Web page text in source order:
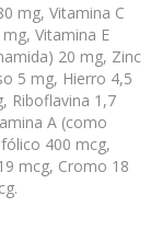
mg, Vitamina C
Vitamina E
20 mg, Zinc
5 mg, Hierro 4,5
Riboflavina 1,7
A (como
400 mcg,
mcg, Cromo 18